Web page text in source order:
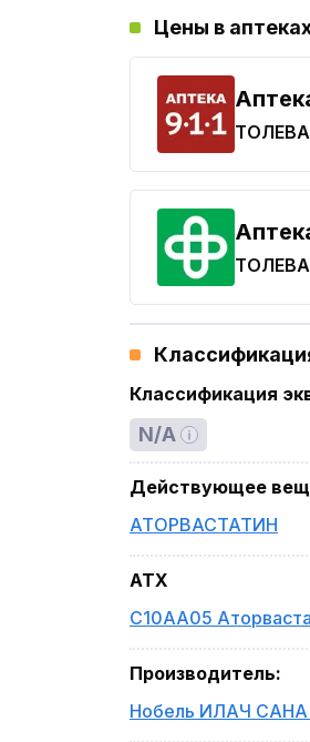
Цены в
Классификация
N/A
Действующее
АТОРВАСТАТИН
ATX
C10AA05
Производитель:
Нобель ИЛАЧ